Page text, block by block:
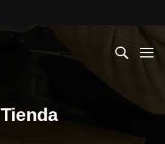
Tienda